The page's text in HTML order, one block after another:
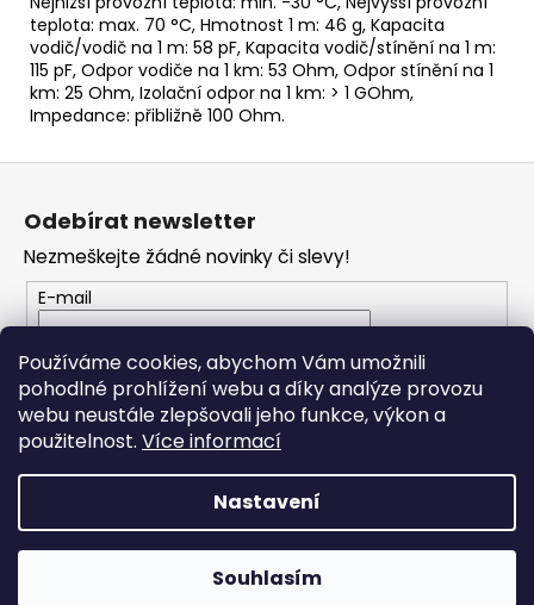
Používáme cookies, abychom Vám umožnili
pohodlné prohlížení webu a díky analýze provozu
webu neustále zlepšovali jeho funkce, výkon a
použitelnost. Více informací
Nastavení
Souhlasím
teplota: max. 70 °C, Hmotnost 1 m: 46 g, Kapacita
vodič/vodič na 1 m: 58 pF, Kapacita vodič/stínění na 1 m:
115 pF, Odpor vodiče na 1 km: 53 Ohm, Odpor stínění na 1
km: 25 Ohm, Izolační odpor na 1 km: > 1 GOhm,
Impedance: přibližně 100 Ohm.
KYTARU
400
Kč
Z
í
Odebírat newsletter
Nezmeškejte žádné novinky či slevy!
E-mail
Vložením e-mailu souhlasíte s podmínkami
ochrany osobních údajů
PŘIHLÁSIT SE
RONDO MUSIC. Všechna práva vyhrazena.